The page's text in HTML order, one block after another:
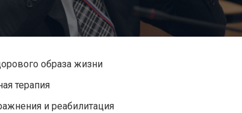
образа жизни
терапия
и реабилитация